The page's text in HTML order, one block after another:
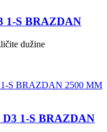
1-S BRAZDAN
dužine
1-S BRAZDAN